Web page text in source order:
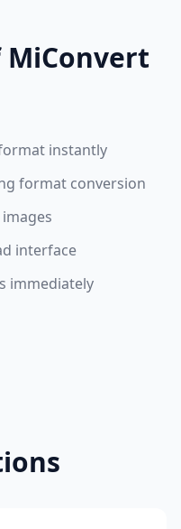
MiConvert
format instantly
format conversion
interface
immediately